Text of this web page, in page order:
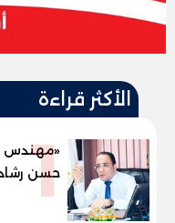
الأكثر قراءة
1
«مهندس
حسن
"خارطة